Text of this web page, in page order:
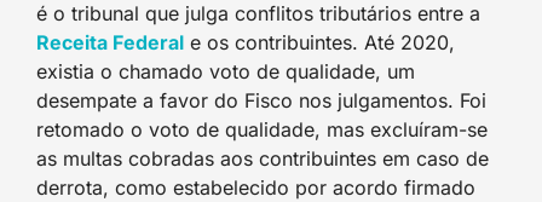
é o tribunal que julga conflitos tributários entre a
Receita Federal e os contribuintes. Até 2020,
existia o chamado voto de qualidade, um
desempate a favor do Fisco nos julgamentos. Foi
retomado o voto de qualidade, mas excluíram-se
as multas cobradas aos contribuintes em caso de
derrota, como estabelecido por acordo firmado